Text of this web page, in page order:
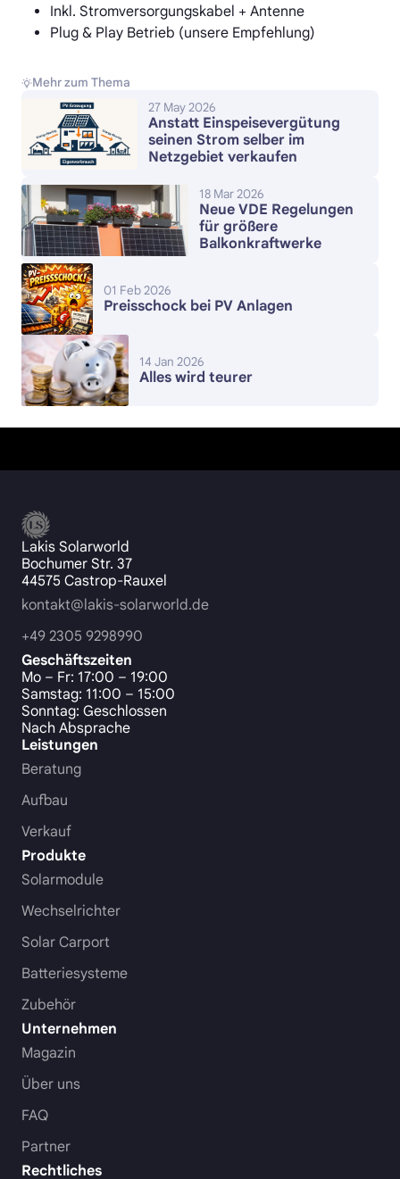
Inkl. Stromversorgungskabel + Antenne
Plug & Play Betrieb (unsere Empfehlung)
Mehr zum Thema
27 May 2026
Anstatt Einspeisevergütung
seinen Strom selber im
Netzgebiet verkaufen
18 Mar 2026
Neue VDE Regelungen
für größere
Balkonkraftwerke
01 Feb 2026
Preisschock bei PV Anlagen
14 Jan 2026
Alles wird teurer
Lakis Solarworld
Bochumer Str. 37
44575 Castrop-Rauxel
kontakt@lakis-solarworld.de
+49 2305 9298990
Geschäftszeiten
Mo – Fr: 17:00 – 19:00
Samstag: 11:00 – 15:00
Sonntag: Geschlossen
Nach Absprache
Leistungen
Beratung
Aufbau
Verkauf
Produkte
Solarmodule
Wechselrichter
Solar Carport
Batteriesysteme
Zubehör
Unternehmen
Magazin
Über uns
FAQ
Partner
Rechtliches